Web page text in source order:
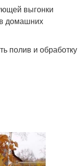
выгонки
домашних
полив и обработку